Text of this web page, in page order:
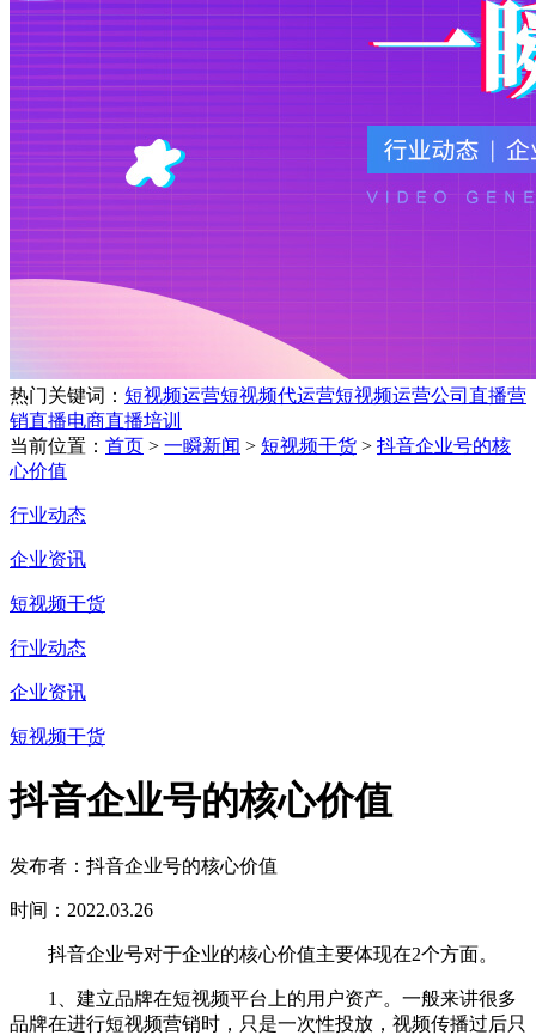
热门关键词： 短视频运营短视频代运营短视频运营公司 直播营
销直播电商直播培训
当前位置： 首页 > 一瞬新闻 > 短视频干货 > 抖音企业号的核
心价值
行业动态
企业资讯
短视频干货
行业动态
企业资讯
短视频干货
抖音企业号的核心价值
发布者：抖音企业号的核心价值
时间：2022.03.26
抖音企业号对于企业的核心价值主要体现在2个方面。
1、建立品牌在短视频平台上的用户资产。一般来讲很多
品牌在进行短视频营销时，只是一次性投放，视频传播过后只